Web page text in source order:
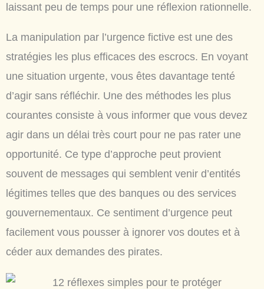
laissant peu de temps pour une réflexion rationnelle.
La manipulation par l’urgence fictive est une des
stratégies les plus efficaces des escrocs. En voyant
une situation urgente, vous êtes davantage tenté
d’agir sans réfléchir. Une des méthodes les plus
courantes consiste à vous informer que vous devez
agir dans un délai très court pour ne pas rater une
opportunité. Ce type d’approche peut provient
souvent de messages qui semblent venir d’entités
légitimes telles que des banques ou des services
gouvernementaux. Ce sentiment d’urgence peut
facilement vous pousser à ignorer vos doutes et à
céder aux demandes des pirates.